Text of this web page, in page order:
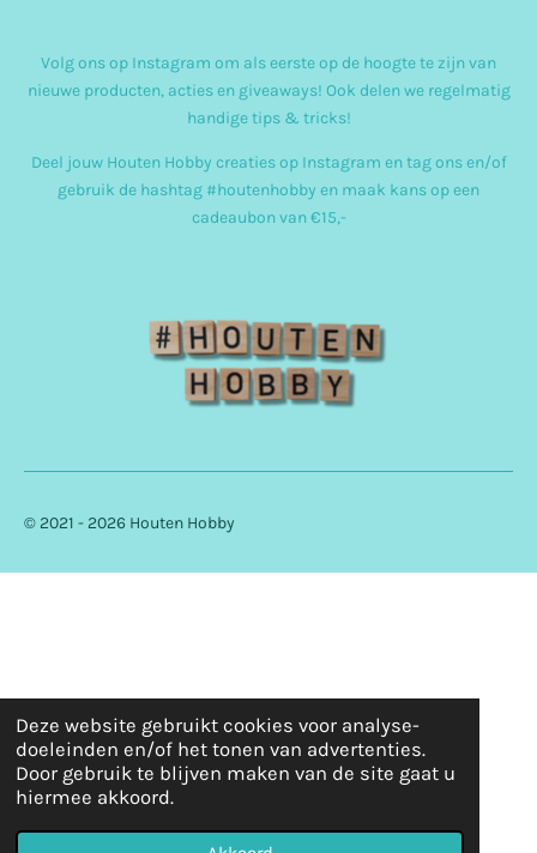
Deze website gebruikt cookies voor analyse-
doeleinden en/of het tonen van advertenties.
Door gebruik te blijven maken van de site gaat u
hiermee akkoord.
t
a
g
r
a
Volg ons op Instagram om als eerste op de hoogte te zijn van
nieuwe producten, acties en giveaways! Ook delen we regelmatig
handige tips & tricks!
Deel jouw Houten Hobby creaties op Instagram en tag ons en/of
gebruik de hashtag #houtenhobby en maak kans op een
cadeaubon van €15,-
© 2021 - 2026 Houten Hobby